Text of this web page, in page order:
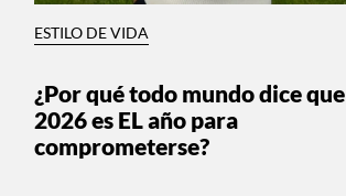
ESTILO DE VIDA
¿Por qué todo mundo dice que
2026 es EL año para
comprometerse?